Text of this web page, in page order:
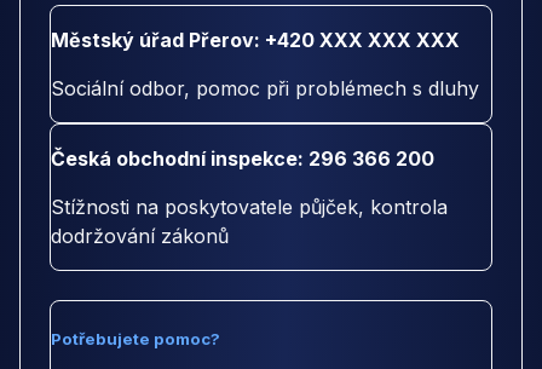
Městský úřad Přerov: +420 XXX XXX XXX
Sociální odbor, pomoc při problémech s dluhy
Česká obchodní inspekce: 296 366 200
Stížnosti na poskytovatele půjček, kontrola
dodržování zákonů
Potřebujete pomoc?